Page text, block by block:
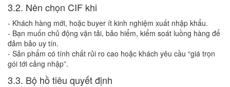
3.2. Nên chọn CIF khi
- Khách hàng mới, hoặc buyer ít kinh nghiệm xuất nhập khẩu.
- Bạn muốn chủ động vận tải, bảo hiểm, kiểm soát luồng hàng để
đảm bảo uy tín.
- Sản phẩm có tính chất rủi ro cao hoặc khách yêu cầu “giá trọn
gói tới cảng nhập”.
3.3. Bộ hồ tiêu quyết định